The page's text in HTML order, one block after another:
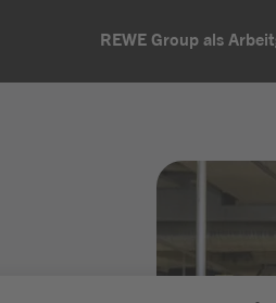
REWE Group als